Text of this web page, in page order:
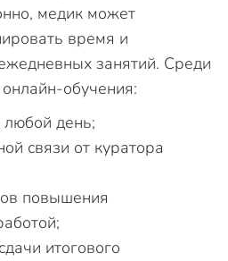
медик может
время и
занятий. Среди
обучения:
любой день;
связи от куратора
повышения
итогового